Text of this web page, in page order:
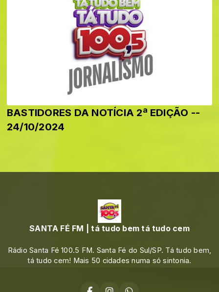
BASTIDORES DA NOTÍCIA 2ª EDIÇÃO --
24/10/2024
SANTA FÉ FM | tá tudo bem tá tudo cem
Rádio Santa Fé 100.5 FM. Santa Fé do Sul/SP. Tá tudo bem,
tá tudo cem! Mais 50 cidades numa só sintonia.